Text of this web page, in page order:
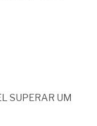
SUPERAR UM